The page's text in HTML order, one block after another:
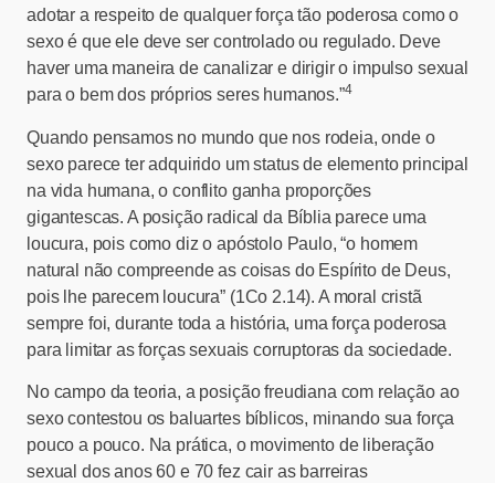
adotar a respeito de qualquer força tão poderosa como o
sexo é que ele deve ser controlado ou regulado. Deve
haver uma maneira de canalizar e dirigir o impulso sexual
para o bem dos próprios seres humanos.”4
Quando pensamos no mundo que nos rodeia, onde o
sexo parece ter adquirido um status de elemento principal
na vida humana, o conflito ganha proporções
gigantescas. A posição radical da Bíblia parece uma
loucura, pois como diz o apóstolo Paulo, “o homem
natural não compreende as coisas do Espírito de Deus,
pois lhe parecem loucura” (1Co 2.14). A moral cristã
sempre foi, durante toda a história, uma força poderosa
para limitar as forças sexuais corruptoras da sociedade.
No campo da teoria, a posição freudiana com relação ao
sexo contestou os baluartes bíblicos, minando sua força
pouco a pouco. Na prática, o movimento de liberação
sexual dos anos 60 e 70 fez cair as barreiras